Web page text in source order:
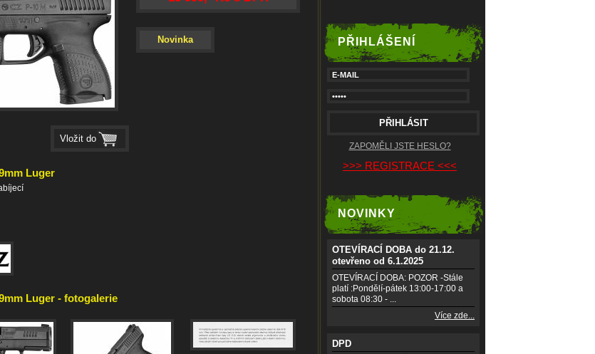
Novinka
Luger
Luger - fotogalerie
PŘIHLÁŠENÍ
ZAPOMĚLI JSTE HESLO?
>>> REGISTRACE <<<
NOVINKY
OTEVÍRACÍ DOBA do 21.12.
otevřeno od 6.1.2025
OTEVÍRACÍ DOBA: POZOR -Stále
platí :Pondělí-pátek 13:00-17:00 a
sobota 08:30 - ...
Více zde...
DPD